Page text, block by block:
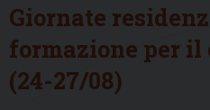
Giornate
formazione per il
(24-27/08)